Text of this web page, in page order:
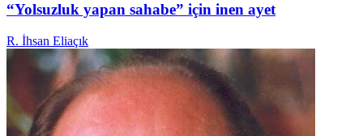
“Yolsuzluk yapan sahabe” için inen ayet
R. İhsan Eliaçık